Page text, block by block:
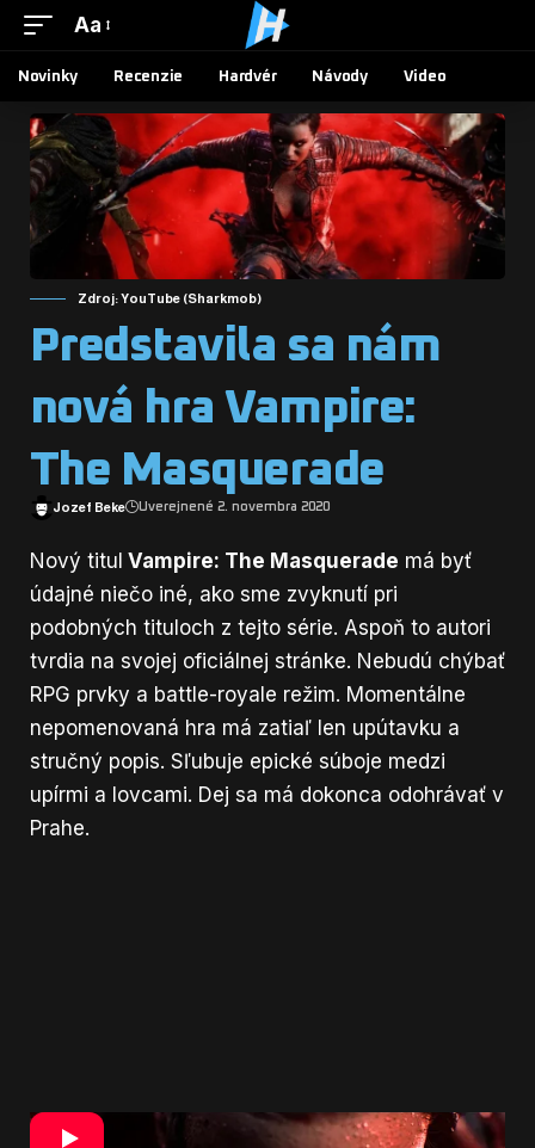
Aa
Novinky Recenzie Hardvér Návody Video
Zdroj: YouTube (Sharkmob)
Predstavila sa nám
nová hra Vampire:
The Masquerade
Jozef Beke Uverejnené 2. novembra 2020
Nový titul Vampire: The Masquerade má byť
údajné niečo iné, ako sme zvyknutí pri
podobných tituloch z tejto série. Aspoň to autori
tvrdia na svojej oficiálnej stránke. Nebudú chýbať
RPG prvky a battle-royale režim. Momentálne
nepomenovaná hra má zatiaľ len upútavku a
stručný popis. Sľubuje epické súboje medzi
upírmi a lovcami. Dej sa má dokonca odohrávať v
Prahe.
Ďalším lákadlom má byť prístup k